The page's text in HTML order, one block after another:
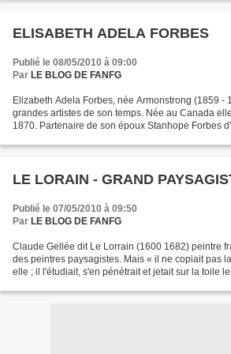
ELISABETH ADELA FORBES
Publié le 08/05/2010 à 09:00
Par LE BLOG DE FANFG
Elizabeth Adela Forbes, née Armonstrong (1859 -
grandes artistes de son temps. Née au Canada
1870. Partenaire de son époux Stanhope Forbes
LE LORAIN - GRAND
Publié le 07/05/2010 à 09:50
Par LE BLOG DE FANFG
Claude Gellée dit Le Lorrain (1600 1682) peintre
des peintres paysagistes. Mais « il ne copiait pas
elle ; il l'étudiait, s'en pénétrait et jetait sur la toile